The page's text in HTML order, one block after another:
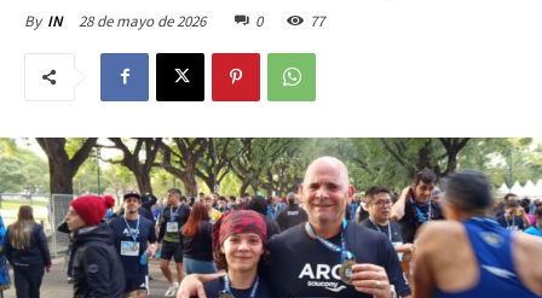
By IN 28 de mayo de 2026 0 77